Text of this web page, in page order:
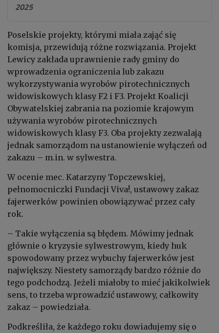
2025
Poselskie projekty, którymi miała zająć się
komisja, przewidują różne rozwiązania. Projekt
Lewicy zakłada uprawnienie rady gminy do
wprowadzenia ograniczenia lub zakazu
wykorzystywania wyrobów pirotechnicznych
widowiskowych klasy F2 i F3. Projekt Koalicji
Obywatelskiej zabrania na poziomie krajowym
używania wyrobów pirotechnicznych
widowiskowych klasy F3. Oba projekty zezwalają
jednak samorządom na ustanowienie wyłączeń od
zakazu – m.in. w sylwestra.
W ocenie mec. Katarzyny Topczewskiej,
pełnomocniczki Fundacji Viva!, ustawowy zakaz
fajerwerków powinien obowiązywać przez cały
rok.
– Takie wyłączenia są błędem. Mówimy jednak
głównie o kryzysie sylwestrowym, kiedy huk
spowodowany przez wybuchy fajerwerków jest
największy. Niestety samorządy bardzo różnie do
tego podchodzą. Jeżeli miałoby to mieć jakikolwiek
sens, to trzeba wprowadzić ustawowy, całkowity
zakaz – powiedziała.
Podkreśliła, że każdego roku dowiadujemy się o